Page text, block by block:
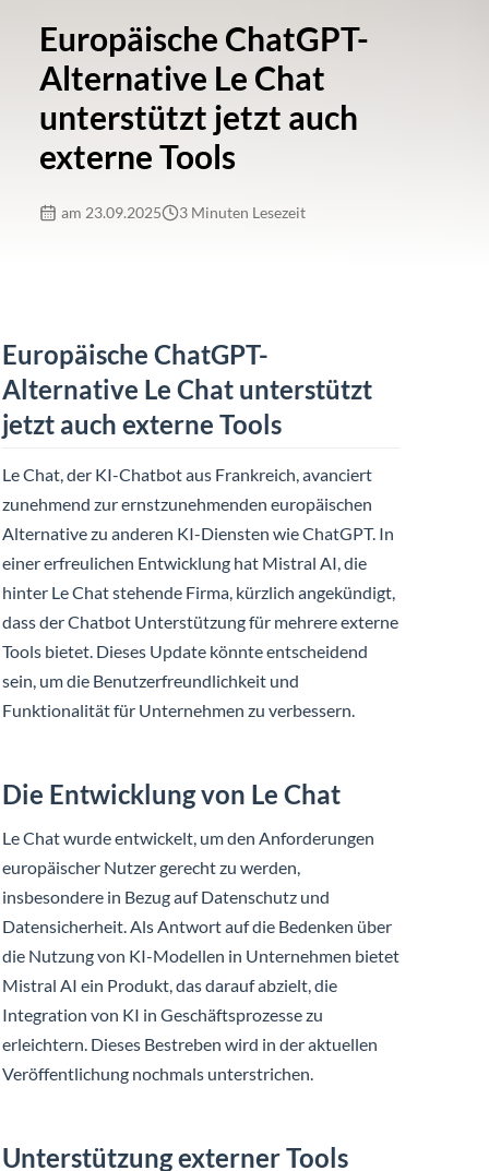
Europäische ChatGPT-
Alternative Le Chat
unterstützt jetzt auch
externe Tools
am 23.09.2025 3 Minuten Lesezeit
Europäische ChatGPT-
Alternative Le Chat unterstützt
jetzt auch externe Tools
Le Chat, der KI-Chatbot aus Frankreich, avanciert
zunehmend zur ernstzunehmenden europäischen
Alternative zu anderen KI-Diensten wie ChatGPT. In
einer erfreulichen Entwicklung hat Mistral AI, die
hinter Le Chat stehende Firma, kürzlich angekündigt,
dass der Chatbot Unterstützung für mehrere externe
Tools bietet. Dieses Update könnte entscheidend
sein, um die Benutzerfreundlichkeit und
Funktionalität für Unternehmen zu verbessern.
Die Entwicklung von Le Chat
Le Chat wurde entwickelt, um den Anforderungen
europäischer Nutzer gerecht zu werden,
insbesondere in Bezug auf Datenschutz und
Datensicherheit. Als Antwort auf die Bedenken über
die Nutzung von KI-Modellen in Unternehmen bietet
Mistral AI ein Produkt, das darauf abzielt, die
Integration von KI in Geschäftsprozesse zu
erleichtern. Dieses Bestreben wird in der aktuellen
Veröffentlichung nochmals unterstrichen.
Unterstützung externer Tools